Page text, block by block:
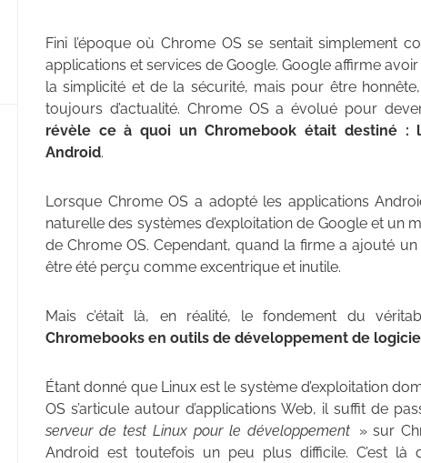
Fini l’époque où Chrome OS se sentait simplement
applications et services de Google. Google affirme
la simplicité et de la sécurité, mais pour être
toujours d’actualité. Chrome OS a évolué pour
révèle ce à quoi un Chromebook était destiné :
Android.
Lorsque Chrome OS a adopté les applications
naturelle des systèmes d’exploitation de Google et un
de Chrome OS. Cependant, quand la firme a ajouté
être été perçu comme excentrique et inutile.
Mais c’était là, en réalité, le fondement du
Chromebooks en outils de développement de
Étant donné que Linux est le système d’exploitation
OS s’articule autour d’applications Web, il suffit de
serveur de test Linux pour le développement » sur
Android est toutefois un peu plus difficile. C’est là